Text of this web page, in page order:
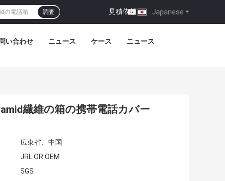
Japanese
見積依頼 |
調査
い合わせ ニュース ケース ニュース
繊維の箱の携帯電話カバー
広東省、中国
JRL OR OEM
SGS